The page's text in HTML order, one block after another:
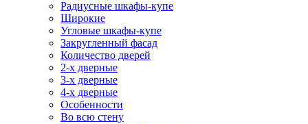
Радиусные шкафы-купе
Широкие
Угловые шкафы-купе
Закругленный фасад
Количество дверей
2-х дверные
3-х дверные
4-х дверные
Особенности
Во всю стену